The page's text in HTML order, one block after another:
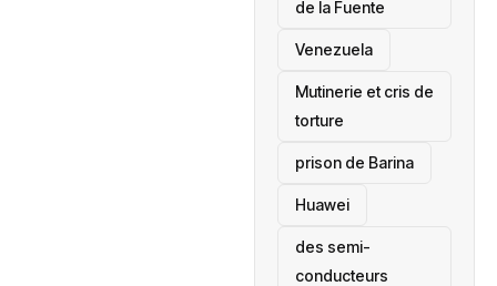
de la Fuente
‎Venezuela
Mutinerie et cris de
torture
prison de Barina
Huawei
des semi-
conducteurs